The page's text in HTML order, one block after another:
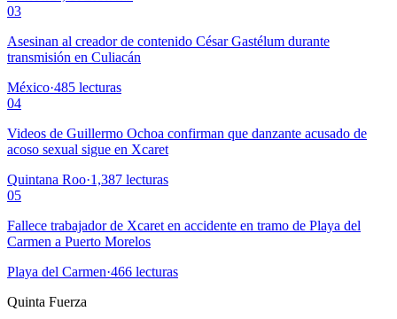
03
Asesinan al creador de contenido César Gastélum durante
transmisión en Culiacán
México·485 lecturas
04
Videos de Guillermo Ochoa confirman que danzante acusado de
acoso sexual sigue en Xcaret
Quintana Roo·1,387 lecturas
05
Fallece trabajador de Xcaret en accidente en tramo de Playa del
Carmen a Puerto Morelos
Playa del Carmen·466 lecturas
Quinta Fuerza